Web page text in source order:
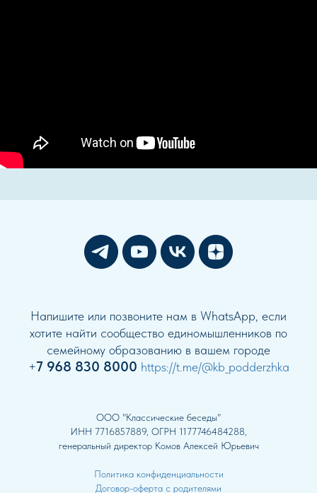
Напишите или позвоните нам в WhatsApp, если
хотите найти сообщество единомышленников по
семейному образованию в вашем городе
+7 968 830 8000 https://t.me/@kb_podderzhka
ООО "Классические беседы"
ИНН 7716857889, ОГРН 1177746484288,
генеральный директор Комов Алексей Юрьевич
Политика конфиденциальности
Договор-оферта с родителями